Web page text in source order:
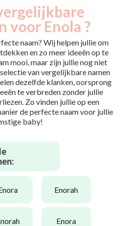
voor Enola ?
naam? Wij helpen jullie om
en zo meer ideeën op te
mooi, maar zijn jullie nog niet
van vergelijkbare namen
dezelfde klanken, oorsprong
te verbreden zonder jullie
Zo vinden jullie op een
de perfecte naam voor jullie
baby!
enora enorah
enorah enora